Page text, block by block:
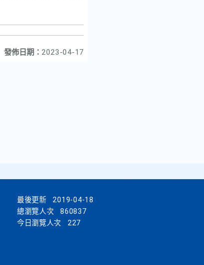
發佈日期： 2023-04-17
最後更新
2019-04-18
總瀏覽人次
860837
今日瀏覽人次
227